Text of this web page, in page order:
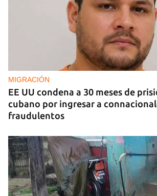
MIGRACIÓN
EE UU condena a 30 meses de
cubano por ingresar a
fraudulentos